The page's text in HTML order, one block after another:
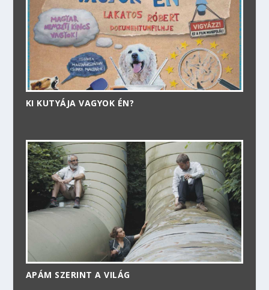
KI KUTYÁJA VAGYOK ÉN?
APÁM SZERINT A VILÁG